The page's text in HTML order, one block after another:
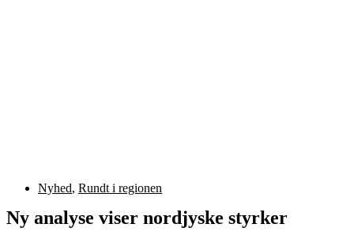
Nyhed, Rundt i regionen
Ny analyse viser nordjyske styrker